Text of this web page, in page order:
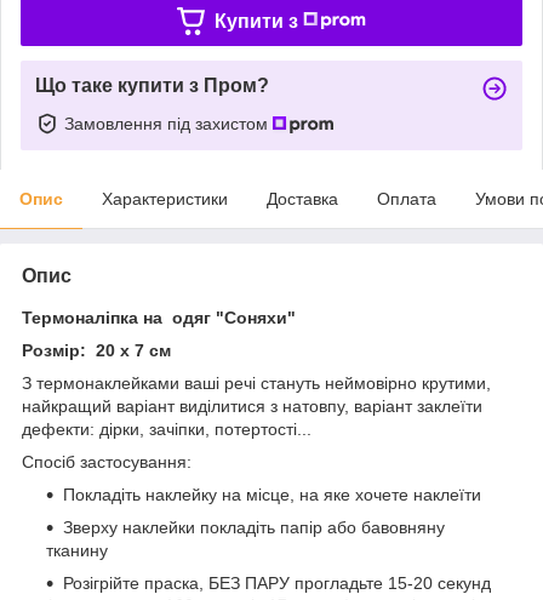
Купити з
Що таке купити з Пром?
Замовлення під захистом
Опис Характеристики Доставка Оплата Умови
Опис
Термоналіпка на одяг "Соняхи"
Розмір: 20 х 7 см
З термонаклейками ваші речі стануть неймовірно крутими,
найкращий варіант виділитися з натовпу, варіант заклеїти
дефекти: дірки, зачіпки, потертості...
Спосіб застосування:
Покладіть наклейку на місце, на яке хочете наклеїти
Зверху наклейки покладіть папір або бавовняну
тканину
Розігрійте праска, БЕЗ ПАРУ прогладьте 15-20 секунд